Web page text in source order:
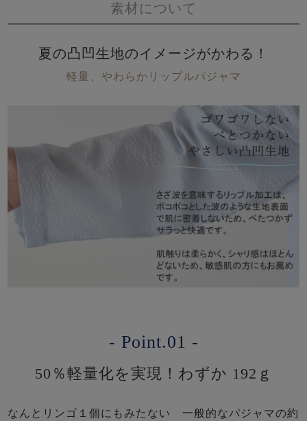
素材について
夏の凸凹生地のイメージがかわる！
軽量、やわらかリップルパジャマ
- Point.01 -
50％軽量化を実現！わずか 192ｇ
なんとリンゴ１個にもみたない 一般的なパジャマの約